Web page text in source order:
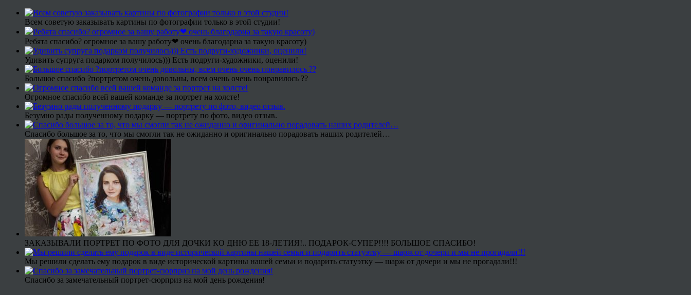
Всем советую заказывать картины по фотографии только в этой студии!
Ребята спасибо? огромное за вашу работу❤ очень благодарна за такую красоту)
Удивить супруга подарком получилось))) Есть подруги-художники, оценили!
Большое спасибо ?портретом очень довольны, всем очень очень понравилось ??
Огромное спасибо всей вашей команде за портрет на холсте!
Безумно рады полученному подарку — портрету по фото, видео отзыв.
Спасибо большое за то, что мы смогли так не ожиданно и оригинально порадовать наших родителей…
ЗАКАЗЫВАЛИ ПОРТРЕТ ПО ФОТО ДЛЯ ДОЧКИ КО ДНЮ ЕЕ 18-ЛЕТИЯ!.. ПОДАРОК-СУПЕР!!!! БОЛЬШОЕ СПАСИБО!
Мы решили сделать ему подарок в виде исторической картины нашей семьи и подарить статуэтку — шарж от дочери и мы не прогадали!!!
Спасибо за замечательный портрет-сюрприз на мой день рождения!